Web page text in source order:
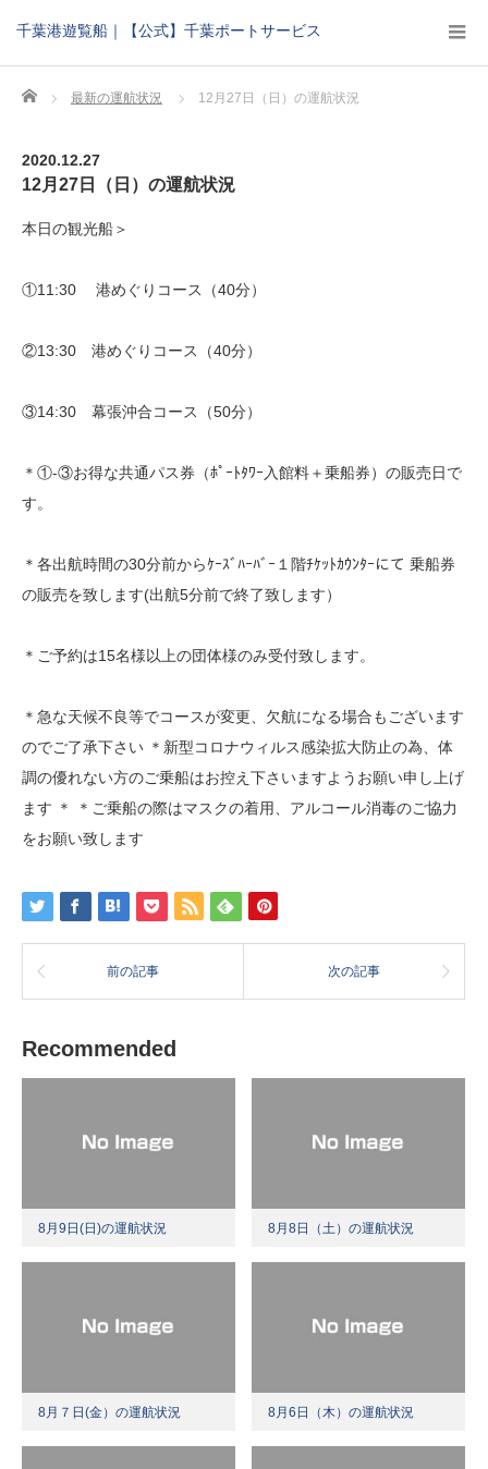
千葉港遊覧船｜【公式】千葉ポートサービス
Home 最新の運航状況 12月27日（日）の運航状況
2020.12.27
12月27日（日）の運航状況
本日の観光船＞
①11:30 港めぐりコース（40分）
②13:30 港めぐりコース（40分）
③14:30 幕張沖合コース（50分）
＊①-③お得な共通パス券（ﾎﾟｰﾄﾀﾜｰ入館料＋乗船券）の販売日で
す。
＊各出航時間の30分前からｹｰｽﾞﾊｰﾊﾞｰ１階ﾁｹｯﾄｶｳﾝﾀｰにて 乗船券
の販売を致します(出航5分前で終了致します）
＊ご予約は15名様以上の団体様のみ受付致します。
＊急な天候不良等でコースが変更、欠航になる場合もございます
のでご了承下さい ＊新型コロナウィルス感染拡大防止の為、体
調の優れない方のご乗船はお控え下さいますようお願い申し上げ
ます ＊ ＊ご乗船の際はマスクの着用、アルコール消毒のご協力
をお願い致します
前の記事 次の記事
Recommended
8月9日(日)の運航状況 8月8日（土）の運航状況
8月７日(金）の運航状況 8月6日（木）の運航状況